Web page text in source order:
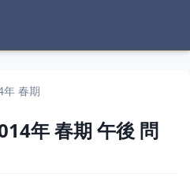
年 春期
年 春期午後 問